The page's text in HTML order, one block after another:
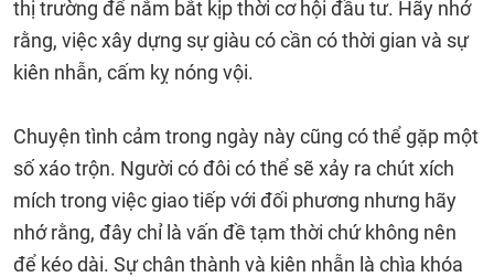
thị trường để nắm bắt kịp thời cơ hội đầu tư. Hãy nhớ
rằng, việc xây dựng sự giàu có cần có thời gian và sự
kiên nhẫn, cấm kỵ nóng vội.
Chuyện tình cảm trong ngày này cũng có thể gặp một
số xáo trộn. Người có đôi có thể sẽ xảy ra chút xích
mích trong việc giao tiếp với đối phương nhưng hãy
nhớ rằng, đây chỉ là vấn đề tạm thời chứ không nên
để kéo dài. Sự chân thành và kiên nhẫn là chìa khóa